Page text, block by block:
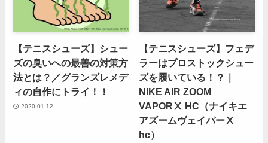
【テニスシューズ】シュー
ズの臭いへの最善の対策方
法とは？／グランズレメデ
ィの自作にトライ！！
2020-01-12
【テニスシューズ】フェデ
ラーはプロストックシュー
ズを履いている！？｜
NIKE AIR ZOOM
VAPORⅩ HC（ナイキエ
アズームヴェイパーⅩ
hc）